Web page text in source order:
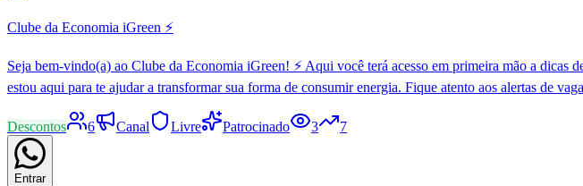
Clube da Economia iGreen ⚡
Seja bem-vindo(a) ao Clube da Economia iGreen! ⚡ Aqui você terá acesso em primeira mão a
estou aqui para te ajudar a transformar sua forma de consumir energia. Fique atento aos alertas de
Descontos 6 Canal Livre Patrocinado 3 7
Entrar